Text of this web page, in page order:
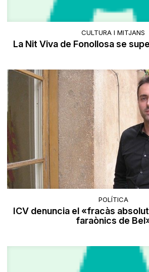
CULTURA I MITJANS
La Nit Viva de Fonollosa se
POLÍTICA
ICV denuncia el «fracàs
faraònics de